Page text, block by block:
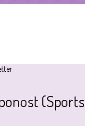
(Sports